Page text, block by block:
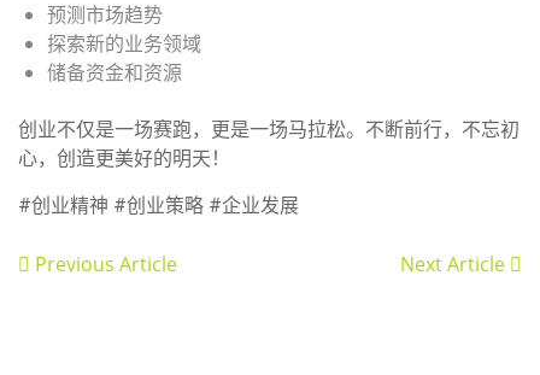
预测市场趋势
探索新的业务领域
储备资金和资源
创业不仅是一场赛跑，更是一场马拉松。不断前行，不忘初
心，创造更美好的明天！
#创业精神 #创业策略 #企业发展
Previous Article Next Article